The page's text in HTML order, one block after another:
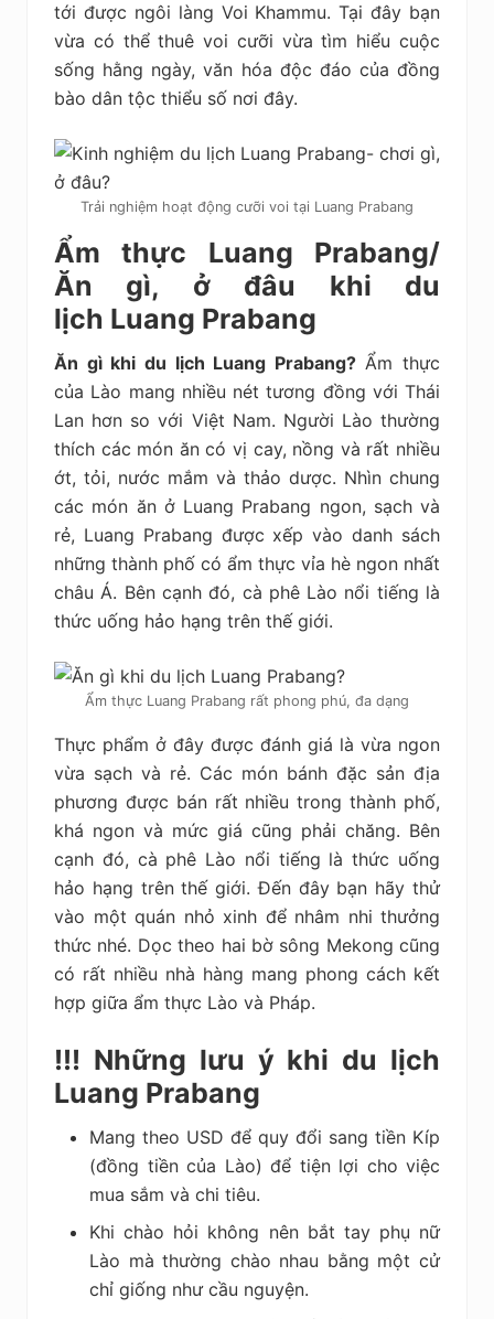
tới được ngôi làng Voi Khammu. Tại đây bạn
vừa có thể thuê voi cưỡi vừa tìm hiểu cuộc
sống hằng ngày, văn hóa độc đáo của đồng
bào dân tộc thiểu số nơi đây.
Trải nghiệm hoạt động cưỡi voi tại Luang Prabang
Ẩm thực Luang Prabang/
Ăn gì, ở đâu khi du
lịch Luang Prabang
Ăn gì khi du lịch Luang Prabang?Ẩm thực
của Lào mang nhiều nét tương đồng với Thái
Lan hơn so với Việt Nam. Người Lào thường
thích các món ăn có vị cay, nồng và rất nhiều
ớt, tỏi, nước mắm và thảo dược. Nhìn chung
các món ăn ở Luang Prabang ngon, sạch và
rẻ, Luang Prabang được xếp vào danh sách
những thành phố có ẩm thực vỉa hè ngon nhất
châu Á. Bên cạnh đó, cà phê Lào nổi tiếng là
thức uống hảo hạng trên thế giới.
Ẩm thực Luang Prabang rất phong phú, đa dạng
Thực phẩm ở đây được đánh giá là vừa ngon
vừa sạch và rẻ. Các món bánh đặc sản địa
phương được bán rất nhiều trong thành phố,
khá ngon và mức giá cũng phải chăng. Bên
cạnh đó, cà phê Lào nổi tiếng là thức uống
hảo hạng trên thế giới. Đến đây bạn hãy thử
vào một quán nhỏ xinh để nhâm nhi thưởng
thức nhé. Dọc theo hai bờ sông Mekong cũng
có rất nhiều nhà hàng mang phong cách kết
hợp giữa ẩm thực Lào và Pháp.
!!! Những lưu ý khi du lịch
Luang Prabang
Mang theo USD để quy đổi sang tiền Kíp
(đồng tiền của Lào) để tiện lợi cho việc
mua sắm và chi tiêu.
Khi chào hỏi không nên bắt tay phụ nữ
Lào mà thường chào nhau bằng một cử
chỉ giống như cầu nguyện.